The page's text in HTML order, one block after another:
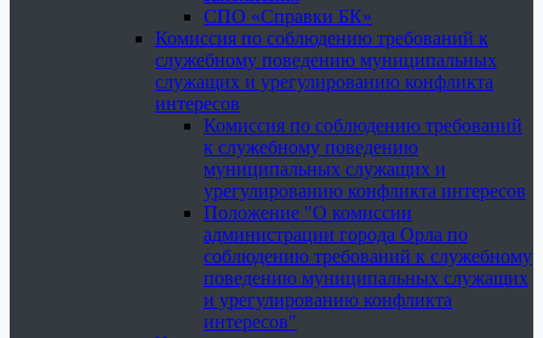
СПО «Справки БК»
Комиссия по соблюдению требований к
служебному поведению муниципальных
служащих и урегулированию конфликта
интересов
Комиссия по соблюдению требований
к служебному поведению
муниципальных служащих и
урегулированию конфликта интересов
Положение "О комиссии
администрации города Орла по
соблюдению требований к служебному
поведению муниципальных служащих
и урегулированию конфликта
интересов"